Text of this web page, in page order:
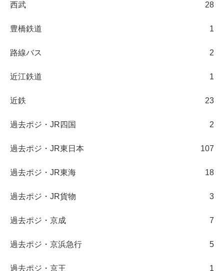
西武 28
豊橋鉄道 1
路線バス 2
近江鉄道 1
近鉄 23
過去ポジ・JR四国 2
過去ポジ・JR東日本 107
過去ポジ・JR東海 18
過去ポジ・JR貨物 3
過去ポジ・京成 7
過去ポジ・京浜急行 5
過去ポジ・京王 1